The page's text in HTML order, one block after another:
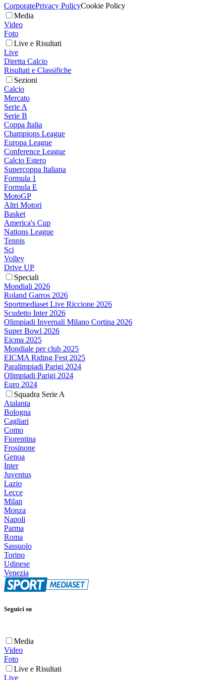
CorporatePrivacy PolicyCookie Policy
Media
Video
Foto
Live e Risultati
Live
Diretta Calcio
Risultati e Classifiche
Sezioni
Calcio
Mercato
Serie A
Serie B
Coppa Italia
Champions League
Europa League
Conference League
Calcio Estero
Supercoppa Italiana
Formula 1
Formula E
MotoGP
Altri Motori
Basket
America's Cup
Nations League
Tennis
Sci
Volley
Drive UP
Speciali
Mondiali 2026
Roland Garros 2026
Sportmediaset Live Riccione 2026
Scudetto Inter 2026
Olimpiadi Invernali Milano Cortina 2026
Super Bowl 2026
Eicma 2025
Mondiale per club 2025
EICMA Riding Fest 2025
Paralimpiadi Parigi 2024
Olimpiadi Parigi 2024
Euro 2024
Squadra Serie A
Atalanta
Bologna
Cagliari
Como
Fiorentina
Frosinone
Genoa
Inter
Juventus
Lazio
Lecce
Milan
Monza
Napoli
Parma
Roma
Sassuolo
Torino
Udinese
Venezia
Seguici su
Media
Video
Foto
Live e Risultati
Live